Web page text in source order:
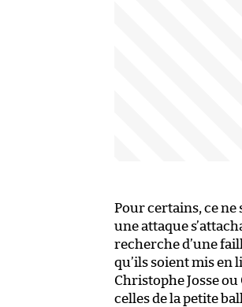
Pour certains, ce ne
une attaque
recherche d’une
qu’ils soient mis en
Christophe Josse
celles de la petite